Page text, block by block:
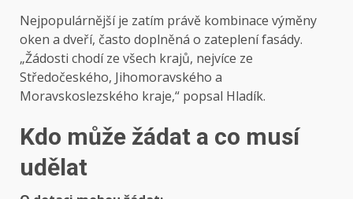
Nejpopulárnější je zatím právě kombinace výměny
oken a dveří, často doplněná o zateplení fasády.
„Žádosti chodí ze všech krajů, nejvíce ze
Středočeského, Jihomoravského a
Moravskoslezského kraje,“ popsal Hladík.
Kdo může žádat a co musí
udělat